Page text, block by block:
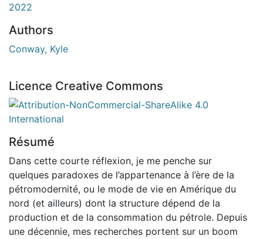
2022
Authors
Conway, Kyle
Licence Creative Commons
Attribution-NonCommercial-ShareAlike 4.0 International
Résumé
Dans cette courte réflexion, je me penche sur
quelques paradoxes de l’appartenance à l’ère de la
pétromodernité, ou le mode de vie en Amérique du
nord (et ailleurs) dont la structure dépend de la
production et de la consommation du pétrole. Depuis
une décennie, mes recherches portent sur un boom